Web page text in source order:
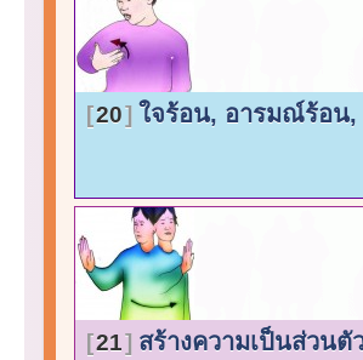
20 ใจร้อน, อารมณ์ร้อน,
21 สร้างความเป็นส่วนตั